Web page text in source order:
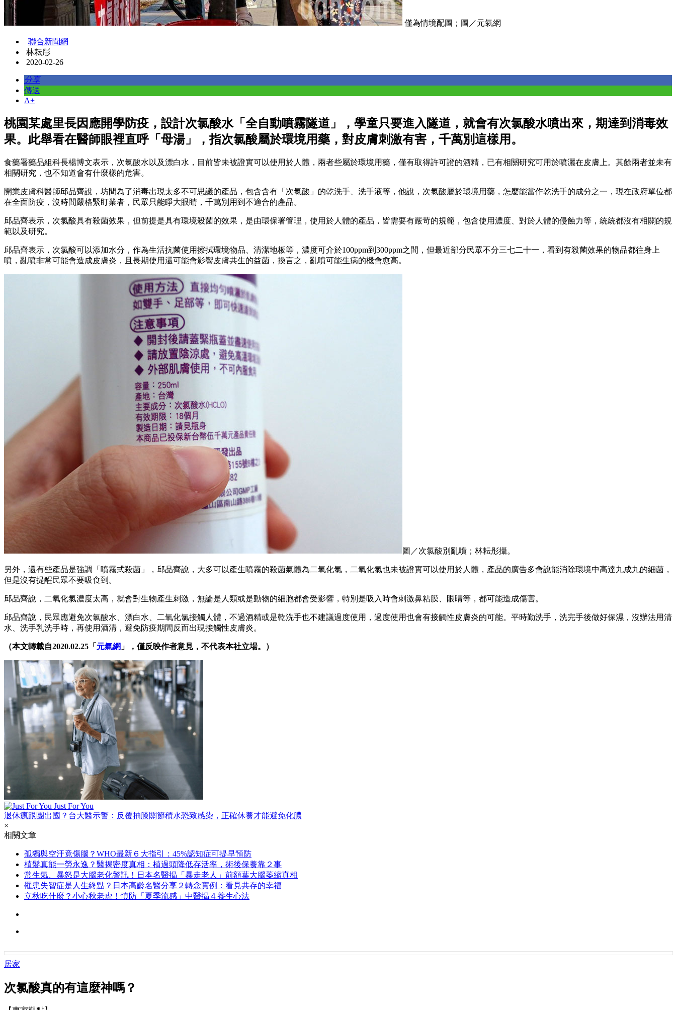
僅為情境配圖；圖／元氣網
聯合新聞網
林耘彤
2020-02-26
分享
傳送
A+
桃園某處里長因應開學防疫，設計次氯酸水「全自動噴霧隧道」，學童只要進入隧道，就會有次氯酸水噴出來，期達到消毒效
果。此舉看在醫師眼裡直呼「母湯」，指次氯酸屬於環境用藥，對皮膚刺激有害，千萬別這樣用。
食藥署藥品組科長楊博文表示，次氯酸水以及漂白水，目前皆未被證實可以使用於人體，兩者些屬於環境用藥，僅有取得許可證的酒精，已有相關研究可用於噴灑在皮膚上。其餘兩者並未有
相關研究，也不知道會有什麼樣的危害。
開業皮膚科醫師邱品齊說，坊間為了消毒出現太多不可思議的產品，包含含有「次氯酸」的乾洗手、洗手液等，他說，次氯酸屬於環境用藥，怎麼能當作乾洗手的成分之一，現在政府單位都
在全面防疫，沒時間嚴格緊盯業者，民眾只能睜大眼睛，千萬別用到不適合的產品。
邱品齊表示，次氯酸具有殺菌效果，但前提是具有環境殺菌的效果，是由環保署管理，使用於人體的產品，皆需要有嚴苛的規範，包含使用濃度、對於人體的侵蝕力等，統統都沒有相關的規
範以及研究。
邱品齊表示，次氯酸可以添加水分，作為生活抗菌使用擦拭環境物品、清潔地板等，濃度可介於100ppm到300ppm之間，但最近部分民眾不分三七二十一，看到有殺菌效果的物品都往身上
噴，亂噴非常可能會造成皮膚炎，且長期使用還可能會影響皮膚共生的益菌，換言之，亂噴可能生病的機會愈高。
圖／次氯酸別亂噴；林耘彤攝。
另外，還有些產品是強調「噴霧式殺菌」，邱品齊說，大多可以產生噴霧的殺菌氣體為二氧化氯，二氧化氯也未被證實可以使用於人體，產品的廣告多會說能消除環境中高達九成九的細菌，
但是沒有提醒民眾不要吸食到。
邱品齊說，二氧化氯濃度太高，就會對生物產生刺激，無論是人類或是動物的細胞都會受影響，特別是吸入時會刺激鼻粘膜、眼睛等，都可能造成傷害。
邱品齊說，民眾應避免次氯酸水、漂白水、二氧化氯接觸人體，不過酒精或是乾洗手也不建議過度使用，過度使用也會有接觸性皮膚炎的可能。平時勤洗手，洗完手後做好保濕，沒辦法用清
水、洗手乳洗手時，再使用酒清，避免防疫期間反而出現接觸性皮膚炎。
（本文轉載自2020.02.25「 元氣網 」，僅反映作者意見，不代表本社立場。）
Just For You
退休瘋跟團出國？台大醫示警：反覆抽膝關節積水恐致感染，正確休養才能避免化膿
×
相關文章
孤獨與空汙竟傷腦？WHO最新６大指引：45%認知症可提早預防
植髮真能一勞永逸？醫揭密度真相：植過頭降低存活率，術後保養靠２事
常生氣、暴怒是大腦老化警訊！日本名醫揭「暴走老人」前額葉大腦萎縮真相
罹患失智症是人生終點？日本高齡名醫分享２轉念實例：看見共存的幸福
立秋吃什麼？小心秋老虎！慎防「夏季流感」中醫揭４養生心法
居家
次氯酸真的有這麼神嗎？